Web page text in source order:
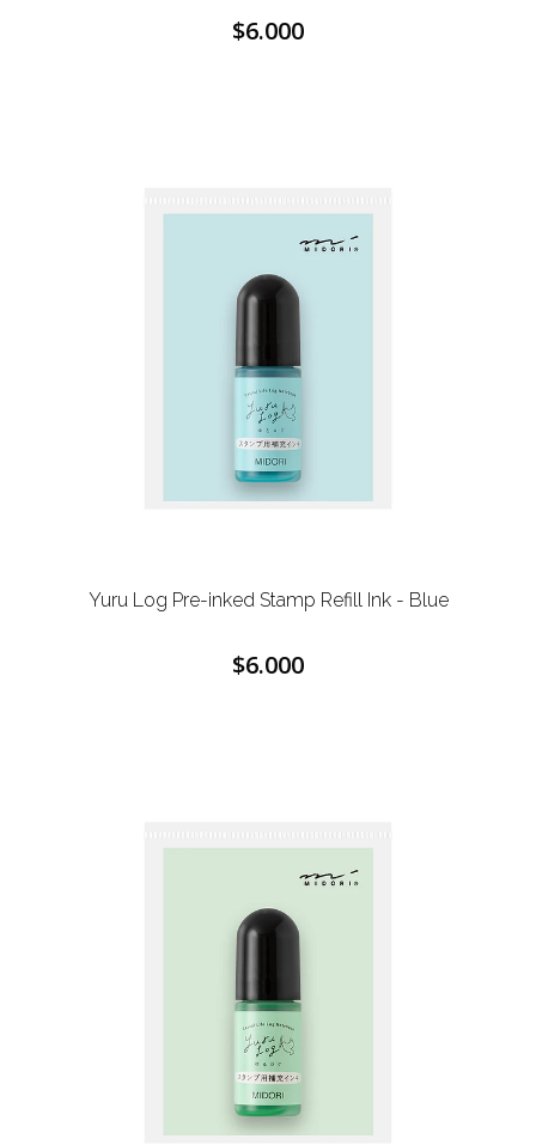
$6.000
Yuru Log Pre-inked Stamp Refill Ink - Blue
$6.000